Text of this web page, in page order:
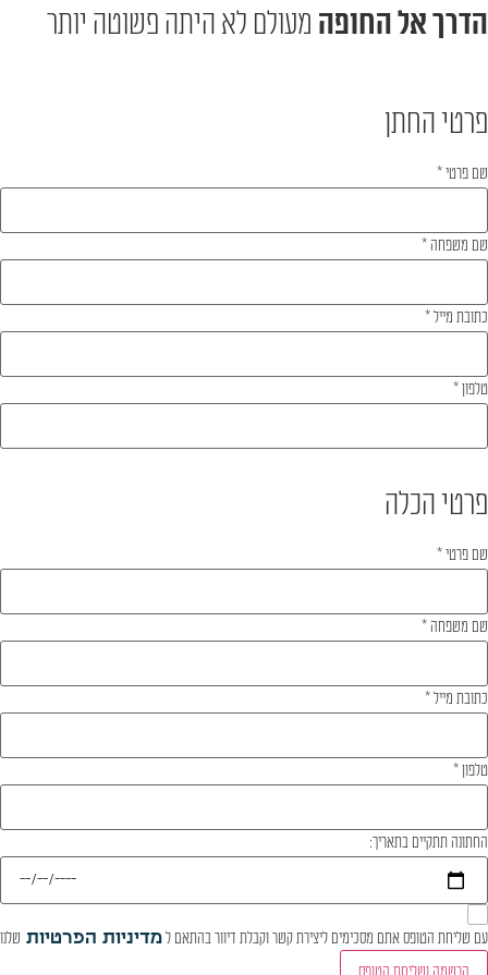
הדרך אל החופה מעולם לא היתה פשוטה יותר
פרטי החתן
שם פרטי*
שם משפחה*
כתובת מייל*
טלפון*
פרטי הכלה
שם פרטי*
שם משפחה*
כתובת מייל*
טלפון*
החתונה תתקיים בתאריך:
עם שליחת הטופס אתם מסכימים ליצירת קשר וקבלת דיוור בהתאם למדיניות הפרטיות שלנו